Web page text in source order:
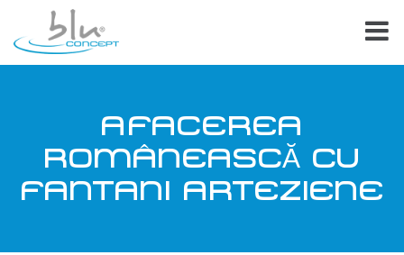
AFACEREA
ROMÂNEASCĂ CU
FANTANI ARTEZIENE